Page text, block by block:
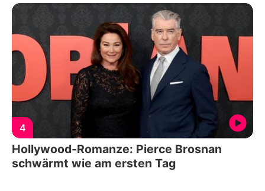
4
Hollywood-Romanze: Pierce Brosnan
schwärmt wie am ersten Tag